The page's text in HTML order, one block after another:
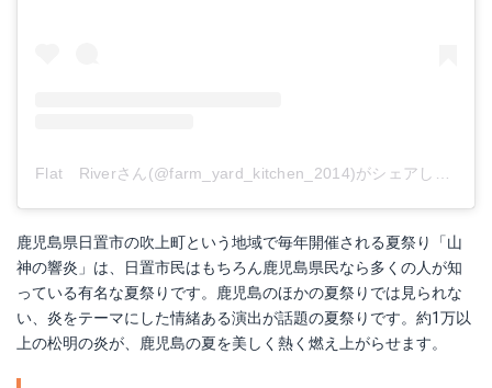
Flat Riverさん(@farm_yard_kitchen_2014)がシェアした投稿
鹿児島県日置市の吹上町という地域で毎年開催される夏祭り「山
神の響炎」は、日置市民はもちろん鹿児島県民なら多くの人が知
っている有名な夏祭りです。鹿児島のほかの夏祭りでは見られな
い、炎をテーマにした情緒ある演出が話題の夏祭りです。約1万以
上の松明の炎が、鹿児島の夏を美しく熱く燃え上がらせます。